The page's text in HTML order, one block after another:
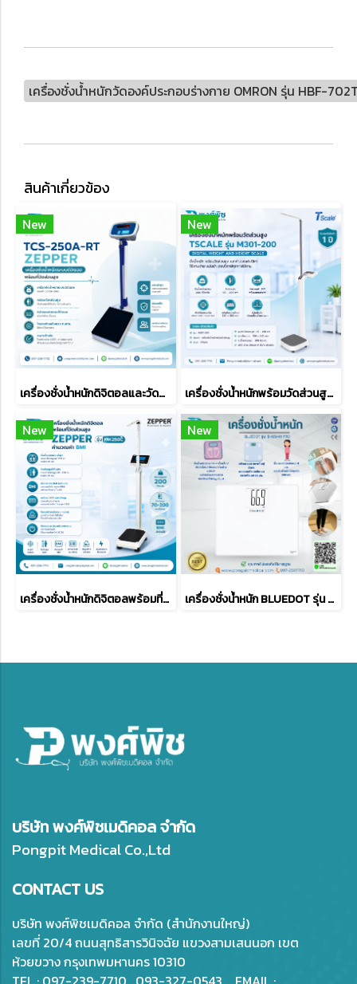
เครื่องชั่งน้ำหนักวัดองค์ประกอบร่างกาย OMRON รุ่น HBF-
สินค้าเกี่ยวข้อง
New
เครื่องชั่งน้ำหนักดิจิตอลและวัดส่วนสูง และ BMI ยี่ห้อ ZEPPER TCS-250A-RT
New
เครื่องชั่งน้ำหนักพร้อมวัดส่วนสูง TSCALE รุ่น M301-200
New
เครื่องชั่งน้ำหนักดิจิตอลพร้อมที่วัดส่วนสูง ZEPPER รุ่น MK250C (คำนวณค่า BMI)
New
เครื่องชั่งน้ำหนัก BLUEDOT รุ่น B-GS441 PRO
บริษัท พงศ์พิชเมดิคอล จำกัด
Pongpit Medical Co.,Ltd
CONTACT US
บริษัท พงศ์พิชเมดิคอล จำกัด (สำนักงานใหญ่)
เลขที่ 20/4 ถนนสุทธิสารวินิจฉัย แขวงสามเสนนอก เขต
ห้วยขวาง กรุงเทพมหานคร 10310